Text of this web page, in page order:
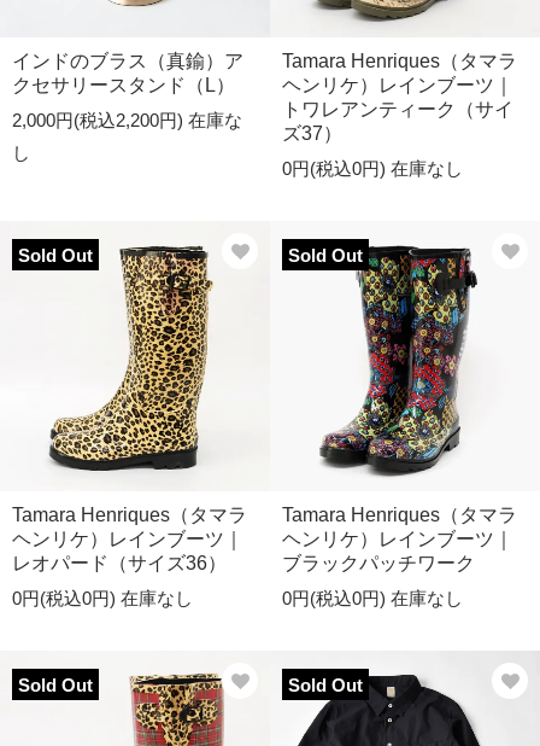
インドのブラス（真鍮）ア
クセサリースタンド（L）
2,000円(税込2,200円) 在庫な
し
Tamara Henriques（タマラ
ヘンリケ）レインブーツ｜
トワレアンティーク（サイ
ズ37）
0円(税込0円) 在庫なし
Sold Out
Tamara Henriques（タマラ
ヘンリケ）レインブーツ｜
レオパード（サイズ36）
0円(税込0円) 在庫なし
Sold Out
Tamara Henriques（タマラ
ヘンリケ）レインブーツ｜
ブラックパッチワーク
0円(税込0円) 在庫なし
Sold Out Sold Out